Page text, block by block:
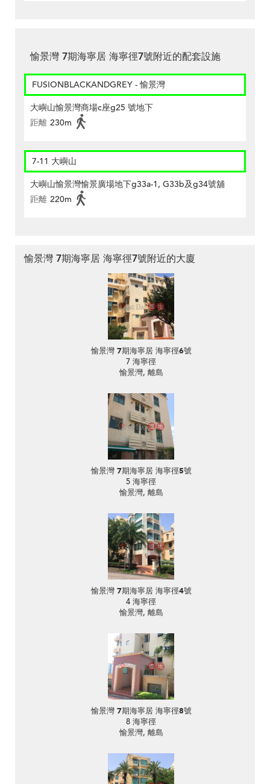
愉景灣 7期海寧居 海寧徑7號附近的配套設施
FUSIONBLACKANDGREY - 愉景灣
大嶼山愉景灣商場c座g25 號地下
距離 230m
7-11 大嶼山
大嶼山愉景灣愉景廣場地下g33a-1, G33b及g34號舖
距離 220m
愉景灣 7期海寧居 海寧徑7號附近的大廈
愉景灣 7期海寧居 海寧徑6號
7 海寧徑
愉景灣, 離島
愉景灣 7期海寧居 海寧徑5號
5 海寧徑
愉景灣, 離島
愉景灣 7期海寧居 海寧徑4號
4 海寧徑
愉景灣, 離島
愉景灣 7期海寧居 海寧徑8號
8 海寧徑
愉景灣, 離島